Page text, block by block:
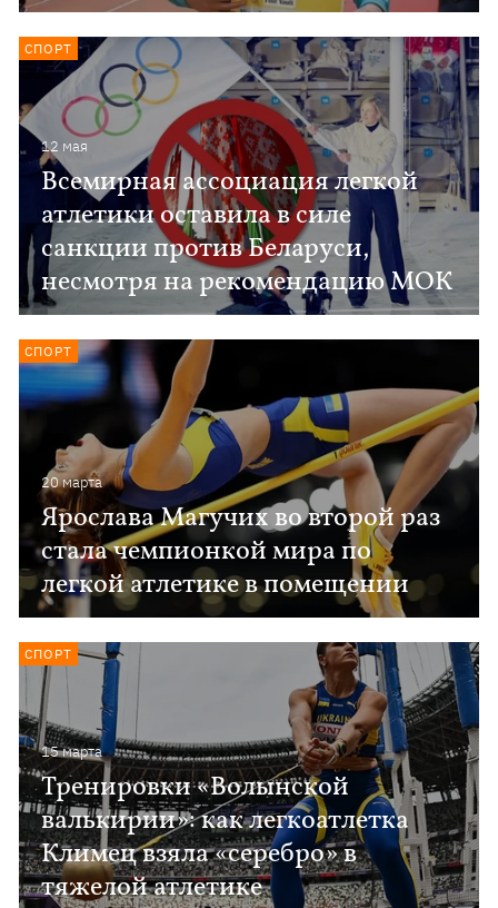
12 мая
Всемирная ассоциация легкой
атлетики оставила в силе
санкции против Беларуси,
несмотря на рекомендацию МОК
СПОРТ
20 марта
Ярослава Магучих во второй раз
стала чемпионкой мира по
легкой атлетике в помещении
СПОРТ
15 марта
Тренировки «Волынской
валькирии»: как легкоатлетка
Климец взяла «серебро» в
тяжелой атлетике
СПОРТ